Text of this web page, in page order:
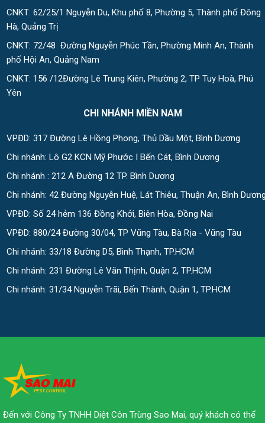
CNKT: 62/25/1 Nguyễn Du, Khu phố 8, Phường 5, Thành phố Đông
Hà, Quảng Trị
CNKT: 72/48 Đường Nguyễn Phúc Tần, Phường Minh An, Thành
phố Hội An, Quảng Nam
CNKT: 156 /12Đường Lê Trung Kiên, Phường 2, TP Tuy Hoà, Phú
Yên
CHI NHÁNH MIỀN NAM
VPĐD: 317 Đường Lê Hồng Phong, Thủ Dầu Một, Bình Dương
Chi nhánh: Lô G2 KCN Mỹ Phước I Bến Cát, Bình Dương
Chi nhánh : 212 A Đường 12 TP. Bình Dương
Chi nhánh: 42 Đường Nguyễn Huệ, Lát Thiêu, Thuận An, Bình
VPĐD: Số 24 hẻm 136 Đồng Khởi, Biên Hòa, Đồng Nai
VPĐD: 880/24 Đường 30/04, TP Vũng Tàu, Bà Rịa - Vũng Tàu
Chi nhánh: 33/18 Đường D5, Bình Thạnh, TP.HCM
Chi nhánh: 231 Đường Lê Văn Thịnh, Quận 2, TP.HCM
Chi nhánh: 31/34 Nguyễn Trãi, Bến Thành, Quận 1, TP.HCM
Đến với Công Ty TNHH Diệt Côn Trùng Sao Mai, quý khách có thể